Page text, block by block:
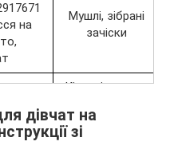
Мушлі, зібрані
зачіски
Кінські хвости,
Пишні зачіски,
дівчат на
зі